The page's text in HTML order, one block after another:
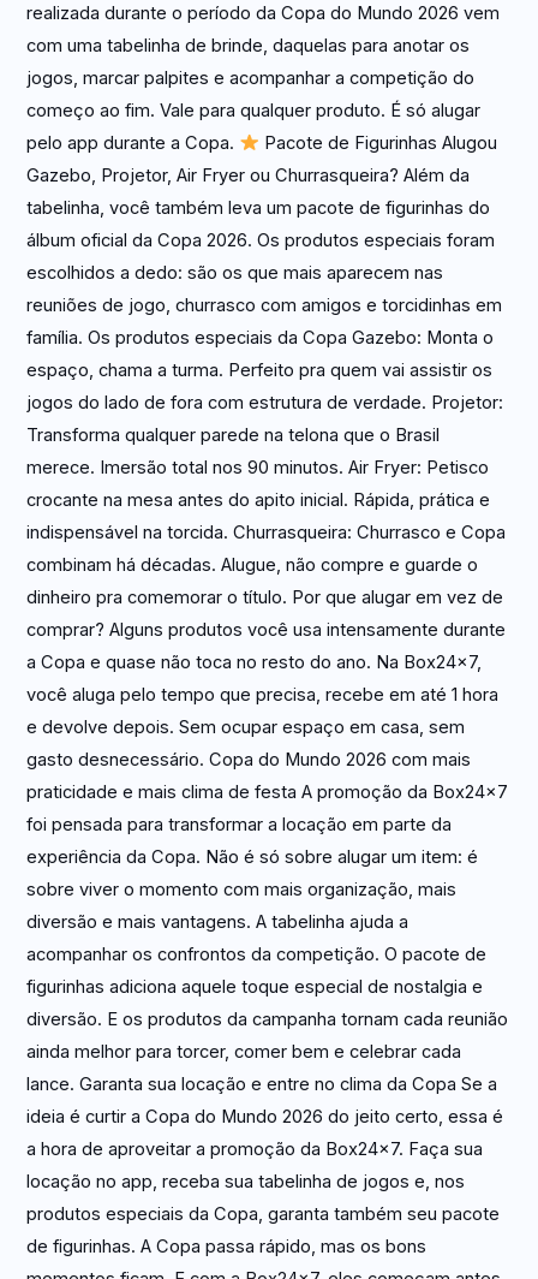
realizada durante o período da Copa do Mundo 2026 vem
com uma tabelinha de brinde, daquelas para anotar os
jogos, marcar palpites e acompanhar a competição do
começo ao fim. Vale para qualquer produto. É só alugar
pelo app durante a Copa.
Pacote de Figurinhas Alugou
Gazebo, Projetor, Air Fryer ou Churrasqueira? Além da
tabelinha, você também leva um pacote de figurinhas do
álbum oficial da Copa 2026. Os produtos especiais foram
escolhidos a dedo: são os que mais aparecem nas
reuniões de jogo, churrasco com amigos e torcidinhas em
família. Os produtos especiais da Copa Gazebo: Monta o
espaço, chama a turma. Perfeito pra quem vai assistir os
jogos do lado de fora com estrutura de verdade. Projetor:
Transforma qualquer parede na telona que o Brasil
merece. Imersão total nos 90 minutos. Air Fryer: Petisco
crocante na mesa antes do apito inicial. Rápida, prática e
indispensável na torcida. Churrasqueira: Churrasco e Copa
combinam há décadas. Alugue, não compre e guarde o
dinheiro pra comemorar o título. Por que alugar em vez de
comprar? Alguns produtos você usa intensamente durante
a Copa e quase não toca no resto do ano. Na Box24x7,
você aluga pelo tempo que precisa, recebe em até 1 hora
e devolve depois. Sem ocupar espaço em casa, sem
gasto desnecessário. Copa do Mundo 2026 com mais
praticidade e mais clima de festa A promoção da Box24x7
foi pensada para transformar a locação em parte da
experiência da Copa. Não é só sobre alugar um item: é
sobre viver o momento com mais organização, mais
diversão e mais vantagens. A tabelinha ajuda a
acompanhar os confrontos da competição. O pacote de
figurinhas adiciona aquele toque especial de nostalgia e
diversão. E os produtos da campanha tornam cada reunião
ainda melhor para torcer, comer bem e celebrar cada
lance. Garanta sua locação e entre no clima da Copa Se a
ideia é curtir a Copa do Mundo 2026 do jeito certo, essa é
a hora de aproveitar a promoção da Box24x7. Faça sua
locação no app, receba sua tabelinha de jogos e, nos
produtos especiais da Copa, garanta também seu pacote
de figurinhas. A Copa passa rápido, mas os bons